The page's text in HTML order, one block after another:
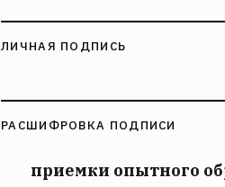
ЛИЧНАЯ ПОДПИСЬ
РАСШИФРОВКА ПОДПИСИ
приемки опытного